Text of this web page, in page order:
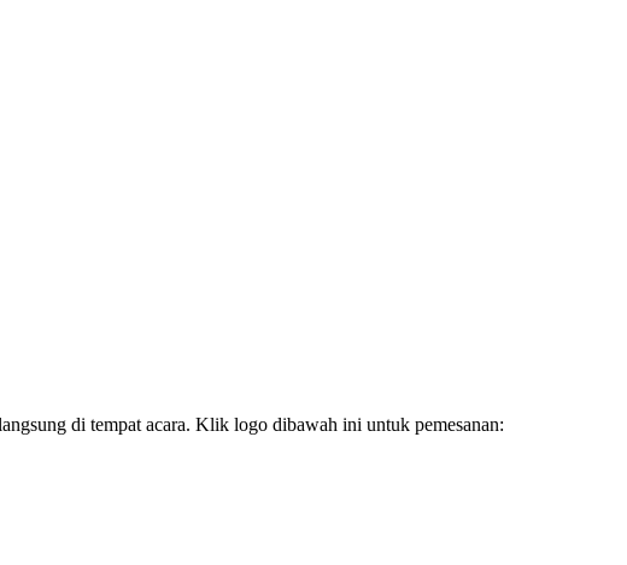
di tempat acara. Klik logo dibawah ini untuk pemesanan: